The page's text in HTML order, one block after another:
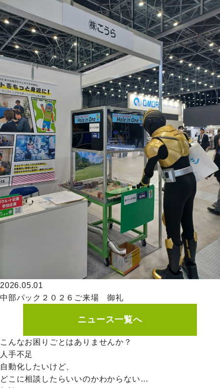
2026.05.01
中部パック２０２６ご来場 御礼
ニュース一覧へ
こんなお困りごとはありませんか？
人手不足
自動化したいけど、
どこに相談したらいいのかわからない…